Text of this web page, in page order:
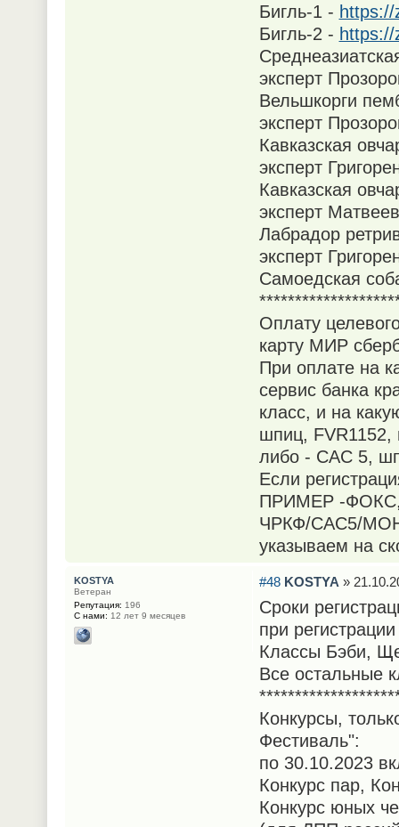
Бигль-1 - https://
Бигль-2 - https://
эксперт
Вельшкорги
эксперт
Кавказская
эксперт
Кавказская
эксперт
Лабрадор
эксперт
Самоедская
Оплату
карту МИР
При оплате на
сервис банка
класс, и на
шпиц,
либо - САС 5,
Если
ПРИМЕР -ФОКС,
ЧРКФ/САС5/
указываем на
#48 KOSTYA »
Сроки
при
Классы Бэби,
Все остальные
Конкурсы,
Фестиваль":
по 30.10.2023
Конкурс пар,
Конкурс юных
KOSTYA
Ветеран
Репутация: 196
С нами: 12 лет 9 месяцев